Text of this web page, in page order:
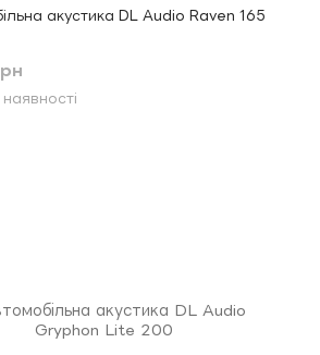
акустика DL Audio Raven 165